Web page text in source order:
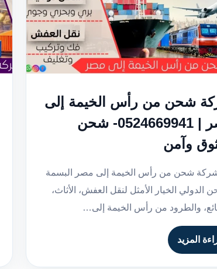
شحن من رأس الخيمة إلى
مصر | 0524669941- شحن
وآمن
شحن من رأس الخيمة إلى مصر البسمة
الدولي الخيار الأمثل لنقل العفش، الأثاث،
والطرود من رأس الخيمة إلى…
المزيد